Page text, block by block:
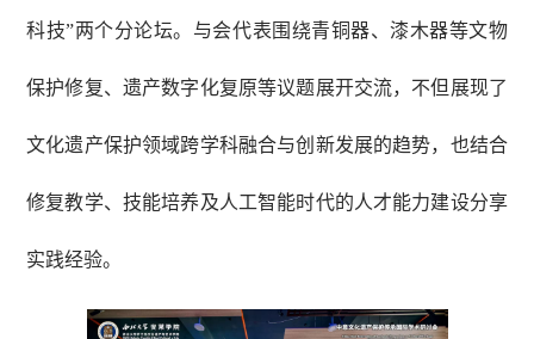
科技”两个分论坛。与会代表围绕青铜器、漆木器等文物
保护修复、遗产数字化复原等议题展开交流，不但展现了
文化遗产保护领域跨学科融合与创新发展的趋势，也结合
修复教学、技能培养及人工智能时代的人才能力建设分享
实践经验。